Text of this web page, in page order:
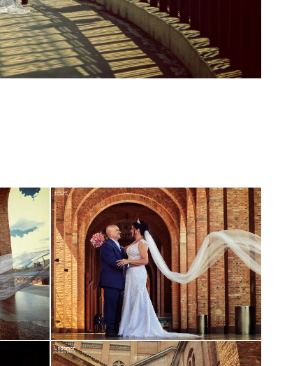
Guardar Guardar
Guardar